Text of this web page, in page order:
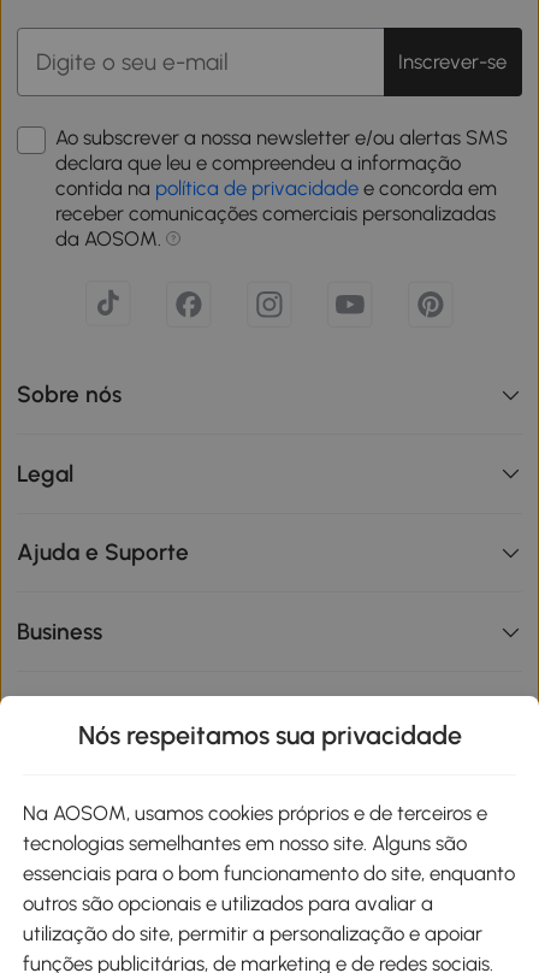
Inscrever-se
Ao subscrever a nossa newsletter e/ou alertas SMS
declara que leu e compreendeu a informação
contida na política de privacidade e concorda em
receber comunicações comerciais personalizadas
da AOSOM.
Sobre nós
Legal
Ajuda e Suporte
Business
Métodos de pagamento
Nós respeitamos sua privacidade
Na AOSOM, usamos cookies próprios e de terceiros e
tecnologias semelhantes em nosso site. Alguns são
essenciais para o bom funcionamento do site, enquanto
outros são opcionais e utilizados para avaliar a
utilização do site, permitir a personalização e apoiar
funções publicitárias, de marketing e de redes sociais.